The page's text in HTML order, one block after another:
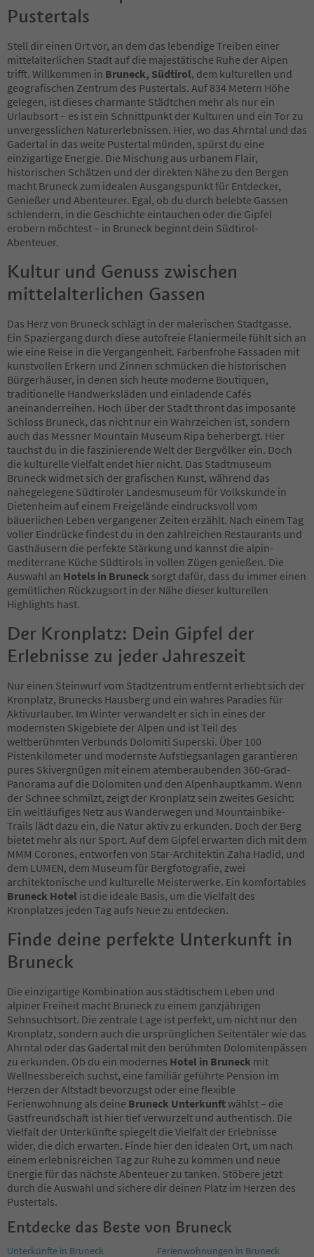
Pustertals
Stell dir einen Ort vor, an dem das lebendige Treiben einer
mittelalterlichen Stadt auf die majestätische Ruhe der Alpen
trifft. Willkommen in Bruneck, Südtirol, dem kulturellen und
geografischen Zentrum des Pustertals. Auf 834 Metern Höhe
gelegen, ist dieses charmante Städtchen mehr als nur ein
Urlaubsort – es ist ein Schnittpunkt der Kulturen und ein Tor zu
unvergesslichen Naturerlebnissen. Hier, wo das Ahrntal und das
Gadertal in das weite Pustertal münden, spürst du eine
einzigartige Energie. Die Mischung aus urbanem Flair,
historischen Schätzen und der direkten Nähe zu den Bergen
macht Bruneck zum idealen Ausgangspunkt für Entdecker,
Genießer und Abenteurer. Egal, ob du durch belebte Gassen
schlendern, in die Geschichte eintauchen oder die Gipfel
erobern möchtest – in Bruneck beginnt dein Südtirol-
Abenteuer.
Kultur und Genuss zwischen
mittelalterlichen Gassen
Das Herz von Bruneck schlägt in der malerischen Stadtgasse.
Ein Spaziergang durch diese autofreie Flaniermeile fühlt sich an
wie eine Reise in die Vergangenheit. Farbenfrohe Fassaden mit
kunstvollen Erkern und Zinnen schmücken die historischen
Bürgerhäuser, in denen sich heute moderne Boutiquen,
traditionelle Handwerksläden und einladende Cafés
aneinanderreihen. Hoch über der Stadt thront das imposante
Schloss Bruneck, das nicht nur ein Wahrzeichen ist, sondern
auch das Messner Mountain Museum Ripa beherbergt. Hier
tauchst du in die faszinierende Welt der Bergvölker ein. Doch
die kulturelle Vielfalt endet hier nicht. Das Stadtmuseum
Bruneck widmet sich der grafischen Kunst, während das
nahegelegene Südtiroler Landesmuseum für Volkskunde in
Dietenheim auf einem Freigelände eindrucksvoll vom
bäuerlichen Leben vergangener Zeiten erzählt. Nach einem Tag
voller Eindrücke findest du in den zahlreichen Restaurants und
Gasthäusern die perfekte Stärkung und kannst die alpin-
mediterrane Küche Südtirols in vollen Zügen genießen. Die
Auswahl an Hotels in Bruneck sorgt dafür, dass du immer einen
gemütlichen Rückzugsort in der Nähe dieser kulturellen
Highlights hast.
Der Kronplatz: Dein Gipfel der
Erlebnisse zu jeder Jahreszeit
Nur einen Steinwurf vom Stadtzentrum entfernt erhebt sich der
Kronplatz, Brunecks Hausberg und ein wahres Paradies für
Aktivurlauber. Im Winter verwandelt er sich in eines der
modernsten Skigebiete der Alpen und ist Teil des
weltberühmten Verbunds Dolomiti Superski. Über 100
Pistenkilometer und modernste Aufstiegsanlagen garantieren
pures Skivergnügen mit einem atemberaubenden 360-Grad-
Panorama auf die Dolomiten und den Alpenhauptkamm. Wenn
der Schnee schmilzt, zeigt der Kronplatz sein zweites Gesicht:
Ein weitläufiges Netz aus Wanderwegen und Mountainbike-
Trails lädt dazu ein, die Natur aktiv zu erkunden. Doch der Berg
bietet mehr als nur Sport. Auf dem Gipfel erwarten dich mit dem
MMM Corones, entworfen von Star-Architektin Zaha Hadid, und
dem LUMEN, dem Museum für Bergfotografie, zwei
architektonische und kulturelle Meisterwerke. Ein komfortables
Bruneck Hotel ist die ideale Basis, um die Vielfalt des
Kronplatzes jeden Tag aufs Neue zu entdecken.
Finde deine perfekte Unterkunft in
Bruneck
Die einzigartige Kombination aus städtischem Leben und
alpiner Freiheit macht Bruneck zu einem ganzjährigen
Sehnsuchtsort. Die zentrale Lage ist perfekt, um nicht nur den
Kronplatz, sondern auch die ursprünglichen Seitentäler wie das
Ahrntal oder das Gadertal mit den berühmten Dolomitenpässen
zu erkunden. Ob du ein modernes Hotel in Bruneck mit
Wellnessbereich suchst, eine familiär geführte Pension im
Herzen der Altstadt bevorzugst oder eine flexible
Ferienwohnung als deine Bruneck Unterkunftwählst – die
Gastfreundschaft ist hier tief verwurzelt und authentisch. Die
Vielfalt der Unterkünfte spiegelt die Vielfalt der Erlebnisse
wider, die dich erwarten. Finde hier den idealen Ort, um nach
einem erlebnisreichen Tag zur Ruhe zu kommen und neue
Energie für das nächste Abenteuer zu tanken. Stöbere jetzt
durch die Auswahl und sichere dir deinen Platz im Herzen des
Pustertals.
Entdecke das Beste von Bruneck
Unterkünfte in Bruneck Ferienwohnungen in Bruneck